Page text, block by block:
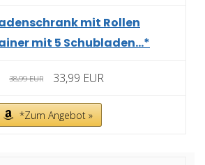
mit Rollen
mit 5 Schubladen...*
38,99 EUR 33,99 EUR
*Zum Angebot »